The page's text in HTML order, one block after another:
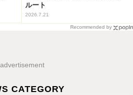
ルート
2026.7.21
Recommended by
advertisement
CATEGORY